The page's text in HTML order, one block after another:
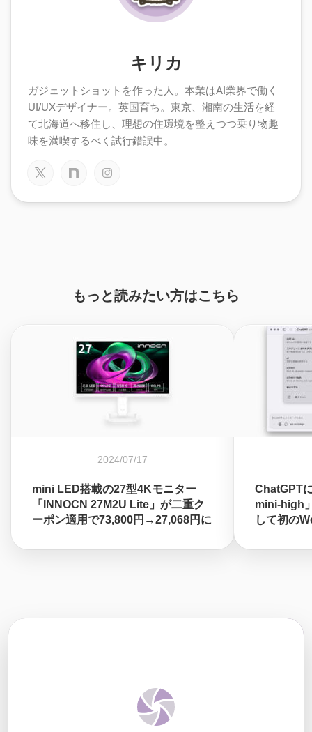
キリカ
ガジェットショットを作った人。本業はAI業界で働く
UI/UXデザイナー。英国育ち。東京、湘南の生活を経
て北海道へ移住し、理想の住環境を整えつつ乗り物趣
味を満喫するべく試行錯誤中。
もっと読みたい方はこちら
2024/07/17
mini LED搭載の27型4Kモニター
「INNOCN 27M2U Lite」が二重ク
ーポン適用で73,800円→27,068円に
ChatGPT
mini-high
して初の